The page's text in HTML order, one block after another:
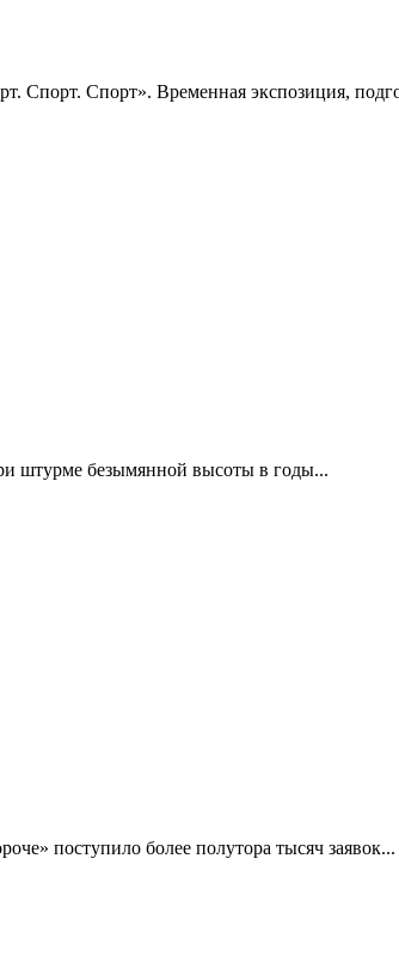
Спорт. Спорт». Временная экспозиция,
штурме безымянной высоты в годы...
поступило более полутора тысяч заявок...